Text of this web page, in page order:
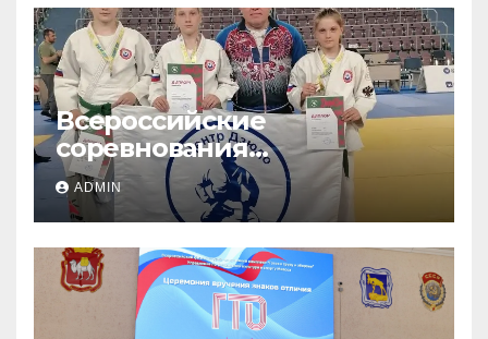
Всероссийские
соревнования
«ЛОКОДЗЮДО»!
ADMIN